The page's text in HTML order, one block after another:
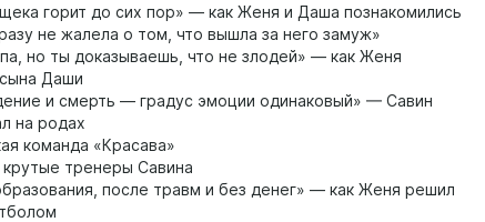
горит до сих пор» — как Женя и Даша познакомились
не жалела о том, что вышла за него замуж»
но ты доказываешь, что не злодей» — как Женя
Даши
и смерть — градус эмоции одинаковый» — Савин
на родах
команда «Красава»
тренеры Савина
после травм и без денег» — как Женя решил